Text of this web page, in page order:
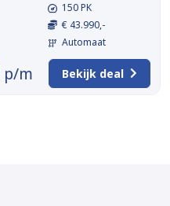
150 PK
€ 43.990,-
Automaat
p/m Bekijk deal